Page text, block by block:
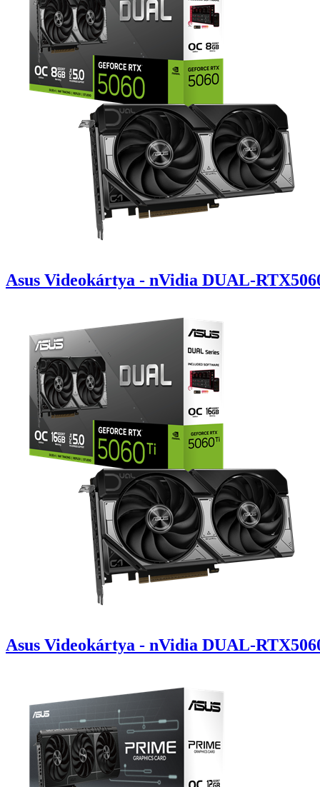
Asus Videokártya - nVidia DUAL-
Asus Videokártya - nVidia DUAL-